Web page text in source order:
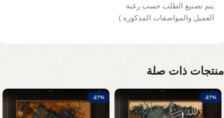
يتم تصنيع الطلب حسب رغبة
العميل والمواصفات المذكوره )
منتجات ذات صلة
-27%
-27%